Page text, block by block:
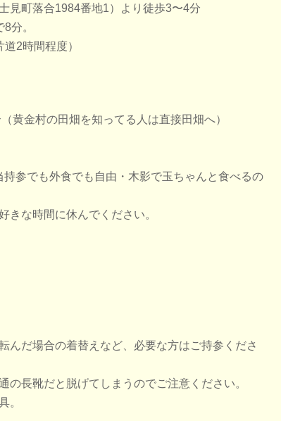
見町落合1984番地1）より徒歩3〜4分
分。
2時間程度）
金村の田畑を知ってる人は直接田畑へ）
参でも外食でも自由・木影で玉ちゃんと食べるの
な時間に休んでください。
だ場合の着替えなど、必要な方はご持参くださ
の長靴だと脱げてしまうのでご注意ください。
。